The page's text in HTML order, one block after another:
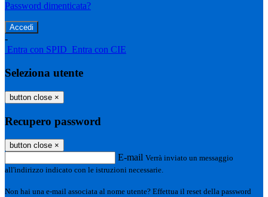
Password dimenticata?
-
Entra con SPID Entra con CIE
Seleziona utente
button close ×
Recupero password
button close ×
E-mail Verrà inviato un messaggio
all'indirizzo indicato con le istruzioni necessarie.
Non hai una e-mail associata al nome utente? Effettua il reset della password